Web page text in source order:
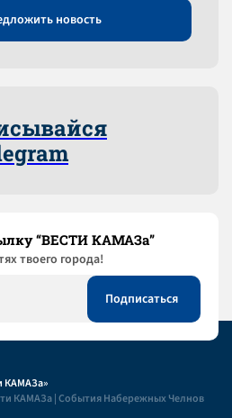
новость
“ВЕСТИ КАМАЗа”
твоего города!
КАМАЗа»
КАМАЗа | События Набережных Челнов